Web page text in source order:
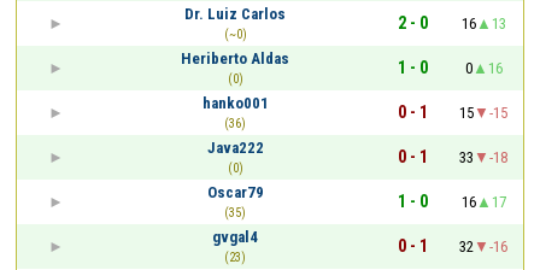
Dr. Luiz Carlos
(~0)
2 - 0 16
13
Heriberto Aldas
(0)
1 - 0 0
16
hanko001
(36)
0 - 1 15
-15
Java222
(0)
0 - 1 33
-18
Oscar79
(35)
1 - 0 16
17
gvgal4
(23)
0 - 1 32
-16